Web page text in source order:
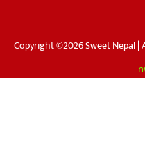
Copyright ©2026 Sweet Nepal |